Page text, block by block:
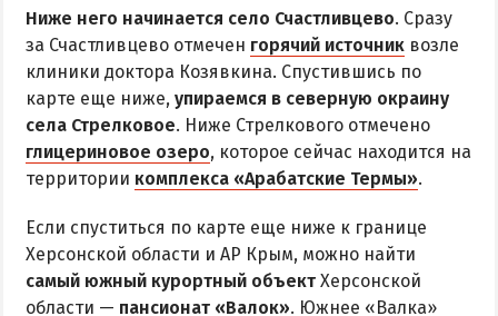
Сиваш
Соленое озеро в Счастливцево
ДОСТОПРИМЕЧАТЕЛЬНОСТИ
Генический маяк
ПИТАНИЕ
РАЗВЛЕЧЕНИЯ
Ниже него начинается село Счастливцево. Сразу
за Счастливцево отмечен горячий источник возле
клиники доктора Козявкина. Спустившись по
карте еще ниже, упираемся в северную окраину
села Стрелковое. Ниже Стрелкового отмечено
глицериновое озеро, которое сейчас находится на
территории комплекса «Арабатские Термы».
Если спуститься по карте еще ниже к границе
Херсонской области и АР Крым, можно найти
самый южный курортный объект Херсонской
области — пансионат «Валок». Южнее «Валка»